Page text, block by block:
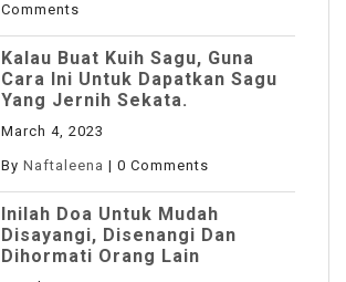
Comments
Kalau Buat Kuih Sagu, Guna
Cara Ini Untuk Dapatkan Sagu
Yang Jernih Sekata.
March 4, 2023
By Naftaleena | 0 Comments
Inilah Doa Untuk Mudah
Disayangi, Disenangi Dan
Dihormati Orang Lain